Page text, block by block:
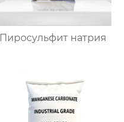
Пиросульфит натрия